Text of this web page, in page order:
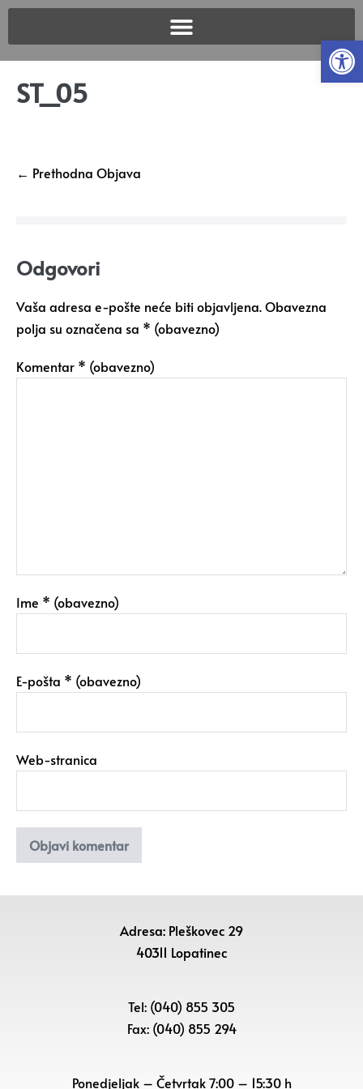
ST_05
← Prethodna Objava
Odgovori
Vaša adresa e-pošte neće biti objavljena.Obavezna
polja su označena sa * (obavezno)
Komentar * (obavezno)
Ime * (obavezno)
E-pošta * (obavezno)
Web-stranica
Adresa: Pleškovec 29
40311 Lopatinec
Tel: (040) 855 305
Fax: (040) 855 294
Ponedjeljak – Četvrtak 7:00 – 15:30 h